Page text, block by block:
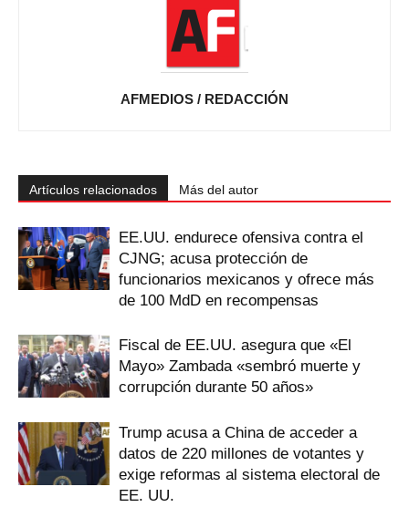
AFMEDIOS / REDACCIÓN
Artículos relacionados Más del autor
EE.UU. endurece ofensiva contra el
CJNG; acusa protección de
funcionarios mexicanos y ofrece más
de 100 MdD en recompensas
Fiscal de EE.UU. asegura que «El
Mayo» Zambada «sembró muerte y
corrupción durante 50 años»
Trump acusa a China de acceder a
datos de 220 millones de votantes y
exige reformas al sistema electoral de
EE. UU.